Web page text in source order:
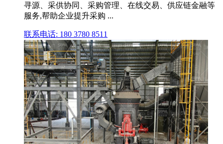
寻源、采供协同、采购管理、在线交易、供应链金融等
服务,帮助企业提升采购 ...
联系电话: 180 3780 8511